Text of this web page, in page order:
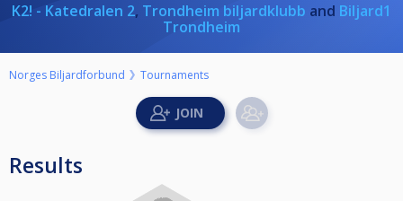
K2! - Katedralen 2, Trondheim biljardklubb and Biljard1
Trondheim
Norges Biljardforbund Tournaments
Results